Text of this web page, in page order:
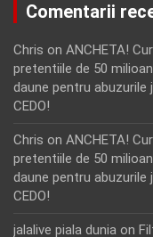
Comentarii
Chris on ANCHETA!
pretentiile de 50
daune pentru
CEDO!
Chris on ANCHETA!
pretentiile de 50
daune pentru
CEDO!
jalalive piala dunia on